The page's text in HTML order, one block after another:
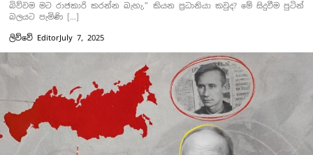
බිව්වම මට රාජකාරි කරන්න බැහැ,” කියන ප්‍රධානියා කවුද? මේ සිදුවීම පුටින්
බලයට පැමිණි […]
ලිව්වේ EditorJuly 7, 2025